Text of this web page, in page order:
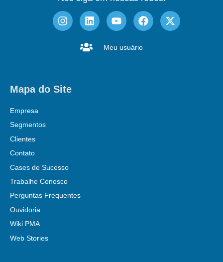
Meu usuário
Mapa do Site
Empresa
Segmentos
Clientes
Contato
Cases de Sucesso
Trabalhe Conosco
Perguntas Frequentes
Ouvidoria
Wiki PMA
Web Stories